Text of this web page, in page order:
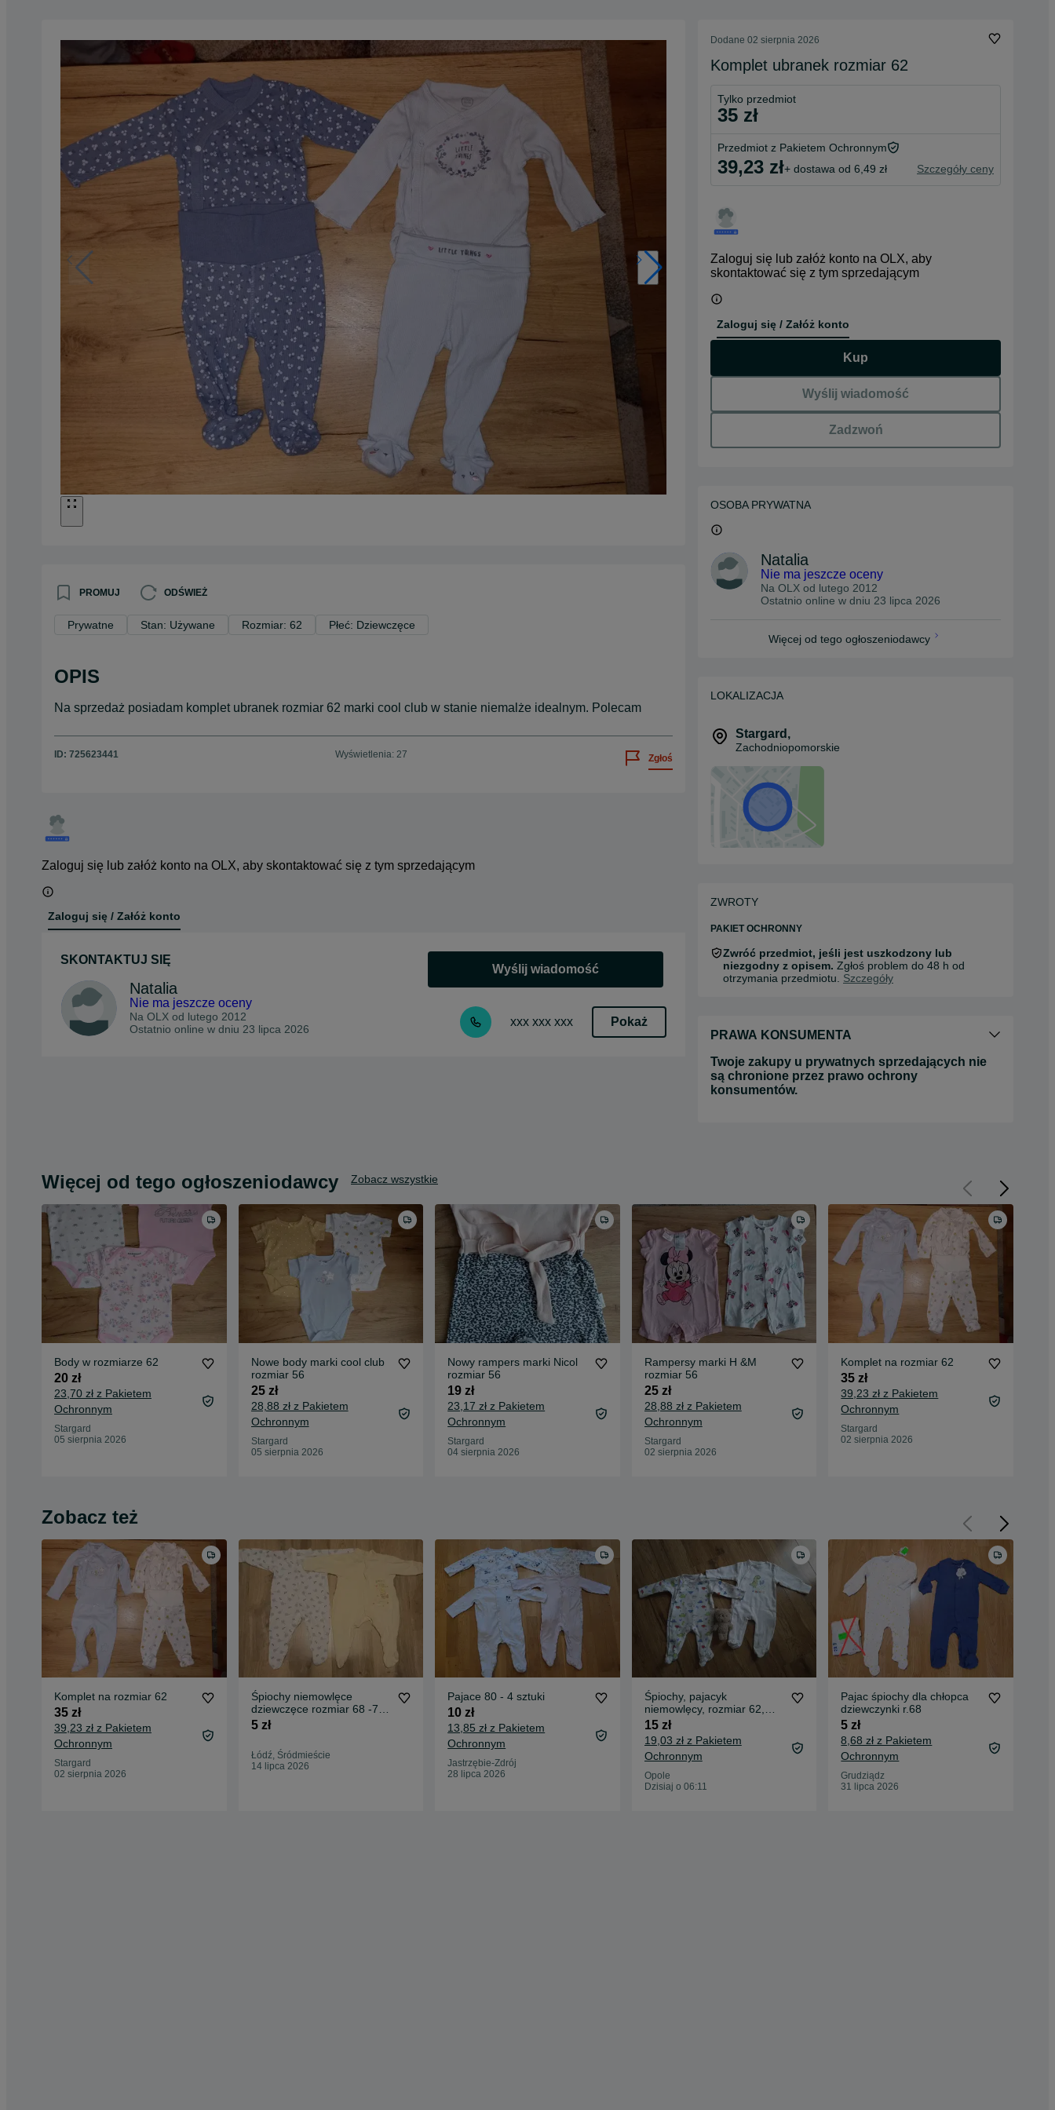
PROMUJ ODŚWIEŻ
Prywatne Stan: Używane Rozmiar: 62 Płeć: Dziewczęce
OPIS
Na sprzedaż posiadam komplet ubranek rozmiar 62 marki cool club w stanie niemalże idealnym. Polecam
ID: 725623441 Wyświetlenia: 27 Zgłoś
Zaloguj się lub załóż konto na OLX, aby skontaktować się z tym sprzedającym
Zaloguj się / Załóż konto
SKONTAKTUJ SIĘ
Natalia
Nie ma jeszcze oceny
Na OLX od lutego 2012
Ostatnio online w dniu 23 lipca 2026
Wyślij wiadomość
xxx xxx xxx Pokaż
Dodane 02 sierpnia 2026
Komplet ubranek rozmiar 62
Tylko przedmiot
35 zł
Przedmiot z Pakietem Ochronnym
39,23 zł+ dostawa od 6,49 zł Szczegóły ceny
Zaloguj się lub załóż konto na OLX, aby
skontaktować się z tym sprzedającym
Zaloguj się / Załóż konto
Kup
Wyślij wiadomość
Zadzwoń
OSOBA PRYWATNA
Natalia
Nie ma jeszcze oceny
Na OLX od lutego 2012
Ostatnio online w dniu 23 lipca 2026
Więcej od tego ogłoszeniodawcy
LOKALIZACJA
Stargard ,
Zachodniopomorskie
ZWROTY
PAKIET OCHRONNY
Zwróć przedmiot, jeśli jest uszkodzony lub
niezgodny z opisem. Zgłoś problem do 48 h od
otrzymania przedmiotu. Szczegóły
PRAWA KONSUMENTA
Twoje zakupy u prywatnych sprzedających nie
są chronione przez prawo ochrony
konsumentów.
Więcej od tego ogłoszeniodawcy Zobacz wszystkie
Body w rozmiarze 62
20 zł
23,70 zł z Pakietem
Ochronnym
Stargard
05 sierpnia 2026
Nowe body marki cool club
rozmiar 56
25 zł
28,88 zł z Pakietem
Ochronnym
Stargard
05 sierpnia 2026
Nowy rampers marki Nicol
rozmiar 56
19 zł
23,17 zł z Pakietem
Ochronnym
Stargard
04 sierpnia 2026
Rampersy marki H &M
rozmiar 56
25 zł
28,88 zł z Pakietem
Ochronnym
Stargard
02 sierpnia 2026
Komplet na rozmiar 62
35 zł
39,23 zł z Pakietem
Ochronnym
Stargard
02 sierpnia 2026
Zobacz też
Komplet na rozmiar 62
35 zł
39,23 zł z Pakietem
Ochronnym
Stargard
02 sierpnia 2026
Śpiochy niemowlęce
dziewczęce rozmiar 68 -74
cm
5 zł
Łódź, Śródmieście
14 lipca 2026
Pajace 80 - 4 sztuki
10 zł
13,85 zł z Pakietem
Ochronnym
Jastrzębie-Zdrój
28 lipca 2026
Śpiochy, pajacyk
niemowlęcy, rozmiar 62,
smyk, cool club
15 zł
19,03 zł z Pakietem
Ochronnym
Opole
Dzisiaj o 06:11
Pajac śpiochy dla chłopca
dziewczynki r.68
5 zł
8,68 zł z Pakietem
Ochronnym
Grudziądz
31 lipca 2026